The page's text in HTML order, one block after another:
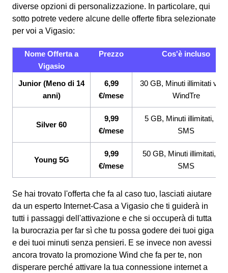
diverse opzioni di personalizzazione. In particolare, qui
sotto potrete vedere alcune delle offerte fibra selezionate
per voi a Vigasio:
Nome Offerta a
Vigasio
Prezzo Cos'è incluso
Junior (Meno di 14
anni)
6,99
€/mese
30 GB, Minuti illimitati
WindTre
Silver 60
9,99
€/mese
5 GB, Minuti illimitati, 200
SMS
Young 5G
9,99
€/mese
50 GB, Minuti illimitati,
SMS
Se hai trovato l'offerta che fa al caso tuo, lasciati aiutare
da un esperto Internet-Casa a Vigasio che ti guiderà in
tutti i passaggi dell'attivazione e che si occuperà di tutta
la burocrazia per far sì che tu possa godere dei tuoi giga
e dei tuoi minuti senza pensieri. E se invece non avessi
ancora trovato la promozione Wind che fa per te, non
disperare perché attivare la tua connessione internet a